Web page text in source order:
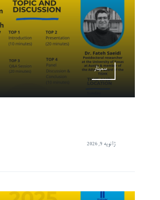
سمینار
ژانویه 9, 2026